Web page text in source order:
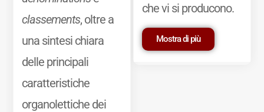
classements, oltre a
una sintesi chiara
delle principali
caratteristiche
organolettiche dei
che vi si producono.
Mostra di più